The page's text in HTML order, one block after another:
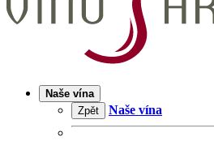
Naše vína
Zpět
Naše vína